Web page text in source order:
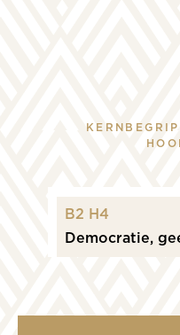
B2 H4
Democratie,